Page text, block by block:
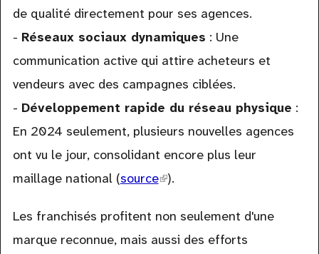
de qualité directement pour ses agences.
- Réseaux sociaux dynamiques : Une
communication active qui attire acheteurs et
vendeurs avec des campagnes ciblées.
- Développement rapide du réseau physique :
En 2024 seulement, plusieurs nouvelles agences
ont vu le jour, consolidant encore plus leur
maillage national (source(link
external)
).
Les franchisés profitent non seulement d'une
marque reconnue, mais aussi des efforts